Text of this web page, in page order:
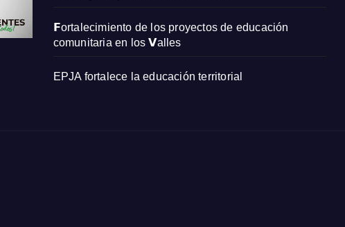
𝗙ortalecimiento de los proyectos de educación
comunitaria en los 𝗩alles
EPJA fortalece la educación territorial